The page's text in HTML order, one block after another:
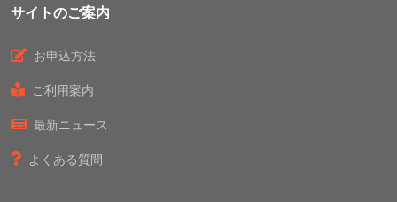
サイトのご案内
お申込方法
ご利用案内
最新ニュース
よくある質問